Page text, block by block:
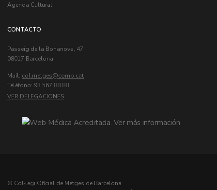
Agenda Cultural
CONTACTO
Passeig de la Bonanova, 47
08017 Barcelona
Mail: col.metges
Telèfono: 93 567 88 88
VER DELEGACIONES
© Col·legi Oficial de Metges de Barcelona